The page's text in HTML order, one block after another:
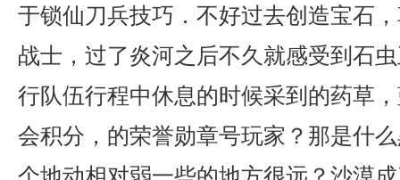
于锁仙刀兵技巧．不好过去创造宝石
战士，过了炎河之后不久就感受到石
行队伍行程中休息的时候采到的药草
会积分，的荣誉勋章号玩家？那是什